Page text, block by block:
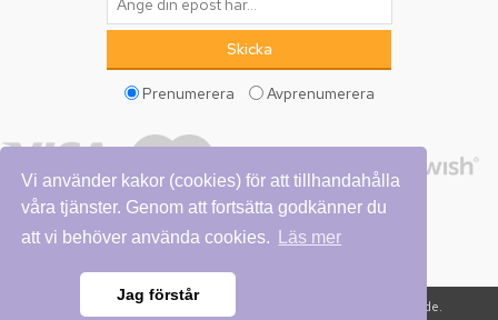
Vi använder kakor (cookies) för att tillhandahålla
våra tjänster. Genom att fortsätta godkänner du
att vi behöver använda cookies.
Läs mer
Jag förstår
Prenumerera Avprenumerera
Copyright © 2026 Vattumannen. Alla rättigheter reserverade.